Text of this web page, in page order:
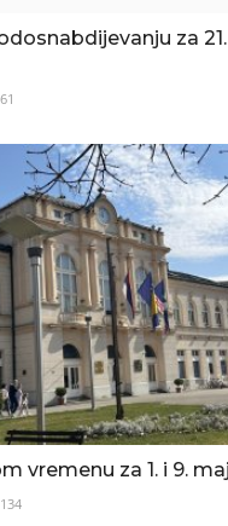
za
61
vremenu za 1. i 9.
134